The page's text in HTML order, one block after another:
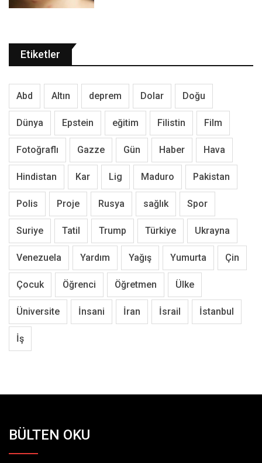
Etiketler
Abd Altın deprem Dolar Doğu
Dünya Epstein eğitim Filistin Film
Fotoğraflı Gazze Gün Haber Hava
Hindistan Kar Lig Maduro Pakistan
Polis Proje Rusya sağlık Spor
Suriye Tatil Trump Türkiye Ukrayna
Venezuela Yardım Yağış Yumurta Çin
Çocuk Öğrenci Öğretmen Ülke
Üniversite İnsani İran İsrail İstanbul
İş
BÜLTEN OKU